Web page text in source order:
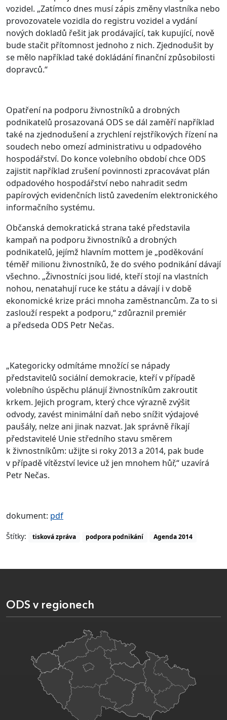
vozidel. „Zatímco dnes musí zápis změny vlastníka nebo
provozovatele vozidla do registru vozidel a vydání
nových dokladů řešit jak prodávající, tak kupující, nově
bude stačit přítomnost jednoho z nich. Zjednodušit by
se mělo například také dokládání finanční způsobilosti
dopravců.“
Opatření na podporu živnostníků a drobných
podnikatelů prosazovaná ODS se dál zaměří například
také na zjednodušení a zrychlení rejstříkových řízení na
soudech nebo omezí administrativu u odpadového
hospodářství. Do konce volebního období chce ODS
zajistit například zrušení povinnosti zpracovávat plán
odpadového hospodářství nebo nahradit sedm
papírových evidenčních listů zavedením elektronického
informačního systému.
Občanská demokratická strana také představila
kampaň na podporu živnostníků a drobných
podnikatelů, jejímž hlavním mottem je „poděkování
téměř milionu živnostníků, že do svého podnikání dávají
všechno. „Živnostníci jsou lidé, kteří stojí na vlastních
nohou, nenatahují ruce ke státu a dávají i v době
ekonomické krize práci mnoha zaměstnancům. Za to si
zaslouží respekt a podporu,“ zdůraznil premiér
a předseda ODS Petr Nečas.
„Kategoricky odmítáme množící se nápady
představitelů sociální demokracie, kteří v případě
volebního úspěchu plánují živnostníkům zakroutit
krkem. Jejich program, který chce výrazně zvýšit
odvody, zavést minimální daň nebo snížit výdajové
paušály, nelze ani jinak nazvat. Jak správně říkají
představitelé Unie středního stavu směrem
k živnostníkům: užijte si roky 2013 a 2014, pak bude
v případě vítězství levice už jen mnohem hůř,“ uzavírá
Petr Nečas.
dokument: pdf
Štítky: tisková zpráva podpora podnikání Agenda 2014
ODS v regionech